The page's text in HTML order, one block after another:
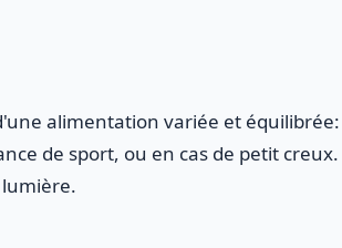
alimentation variée et
de sport, ou en cas de petit